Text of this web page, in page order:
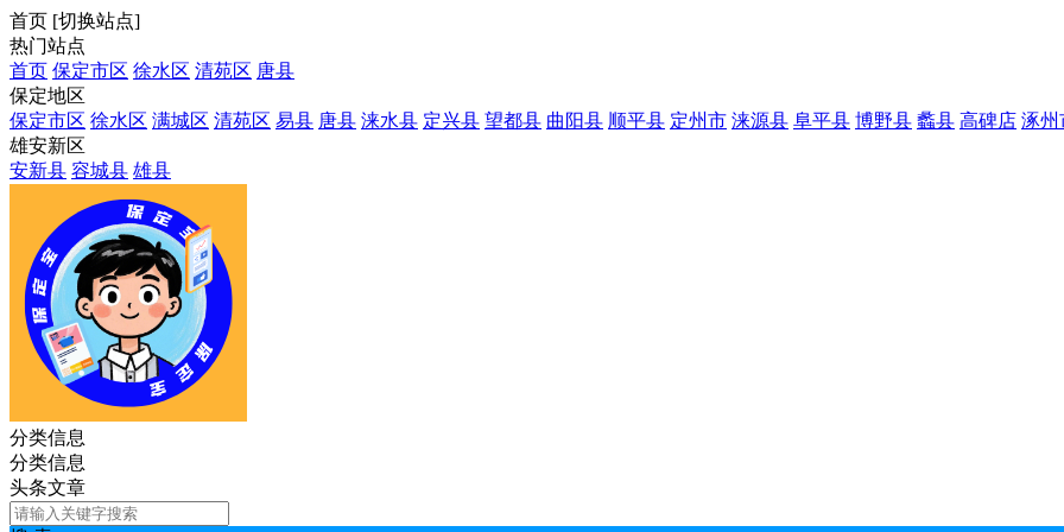
首页 [切换站点]
热门站点
首页 保定市区 徐水区 清苑区 唐县
保定地区
保定市区 徐水区 满城区 清苑区 易县 唐县 涞水县 定兴县 望都县 曲阳县 顺平县 定州市 涞源县 阜平县 博野县 蠡县 高碑店 涿州
雄安新区
安新县 容城县 雄县
分类信息
分类信息
头条文章